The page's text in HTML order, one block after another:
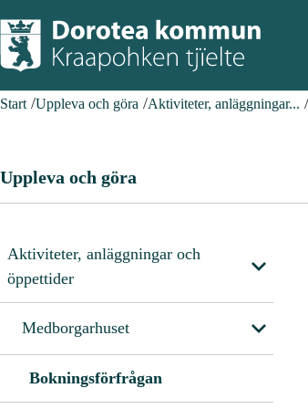
Start Uppleva och göra Aktiviteter, anläggningar...
Uppleva och göra
Aktiviteter, anläggningar och
öppettider
Medborgarhuset
Bokningsförfrågan